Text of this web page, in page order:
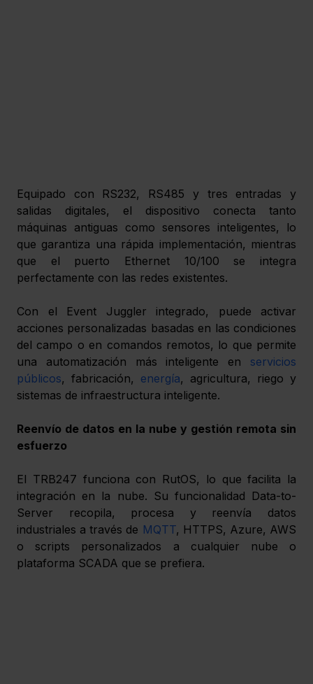
Equipado con RS232, RS485 y tres entradas y
salidas digitales, el dispositivo conecta tanto
máquinas antiguas como sensores inteligentes, lo
que garantiza una rápida implementación, mientras
que el puerto Ethernet 10/100 se integra
perfectamente con las redes existentes.
Con el Event Juggler integrado, puede activar
acciones personalizadas basadas en las condiciones
del campo o en comandos remotos, lo que permite
una automatización más inteligente en servicios
públicos, fabricación, energía, agricultura, riego y
sistemas de infraestructura inteligente.
Reenvío de datos en la nube y gestión remota sin
esfuerzo
El TRB247 funciona con RutOS, lo que facilita la
integración en la nube. Su funcionalidad Data-to-
Server recopila, procesa y reenvía datos
industriales a través de MQTT, HTTPS, Azure, AWS
o scripts personalizados a cualquier nube o
plataforma SCADA que se prefiera.